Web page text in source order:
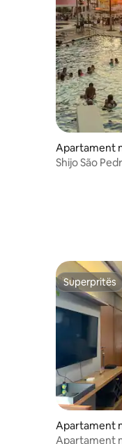
Apartament
Shijo São
Superpritës
Superpritës
Apartament
Apartament